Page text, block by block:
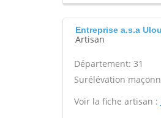
Entreprise a.s.a
Artisan
Département: 31
Surélévation
Voir la fiche artisan :